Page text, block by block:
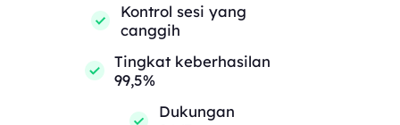
Kontrol sesi yang
canggih
Tingkat keberhasilan
99,5%
Dukungan